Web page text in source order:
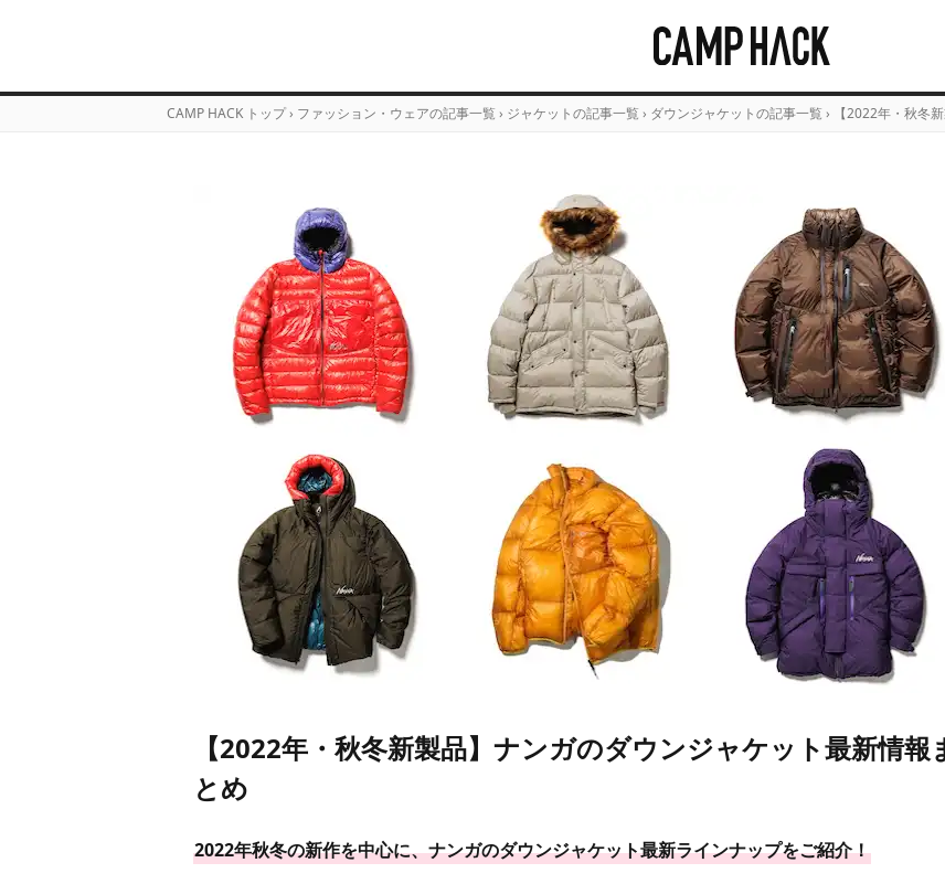
CAMP HACK トップ › ファッション・ウェアの記事一覧 › ジャケットの記事一覧 › ダウンジャケットの記事一覧 › 【2022年・秋冬
【2022年・秋冬新製品】ナンガのダウンジャケット最新情報
とめ
2022年秋冬の新作を中心に、ナンガのダウンジャケット最新ラインナップをご紹介！